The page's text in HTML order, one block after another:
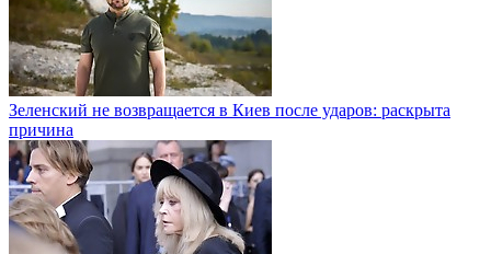
Зеленский не возвращается в Киев после ударов: раскрыта
причина